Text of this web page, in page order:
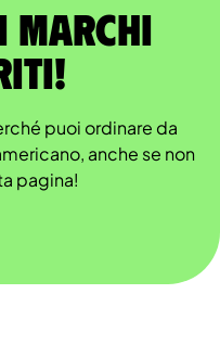
marchi
puoi ordinare da
anche se non
pagina!